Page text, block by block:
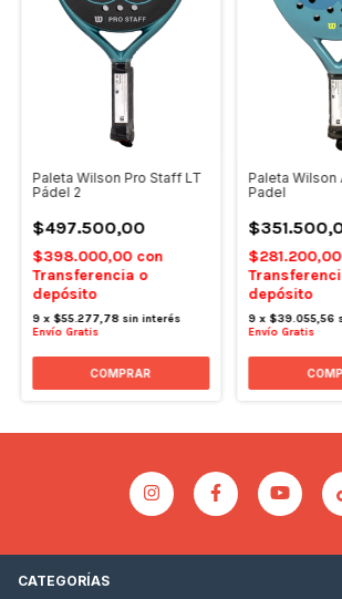
Paleta Wilson Pro Staff LT
Pádel 2
$497.500,00
$398.000,00 con
Transferencia o
depósito
9 x $55.277,78 sin interés
Envío Gratis
Paleta Wilson
Padel
$281.200,00
depósito
9 x$39.055,56
Envío Gratis
CATEGORÍAS